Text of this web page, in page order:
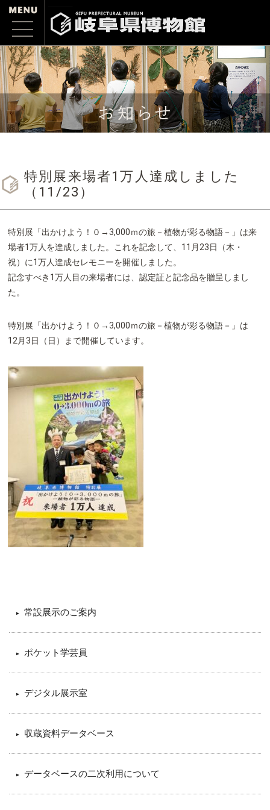
特別展来場者1万人達成しました
（11/23）
特別展「出かけよう！０→3,000ｍの旅－植物が彩る物語－」は来
場者1万人を達成しました。これを記念して、11月23日（木・
祝）に1万人達成セレモニーを開催しました。
記念すべき1万人目の来場者には、認定証と記念品を贈呈しまし
た。
特別展「出かけよう！０→3,000ｍの旅－植物が彩る物語－」は
12月3日（日）まで開催しています。
常設展示のご案内
ポケット学芸員
デジタル展示室
収蔵資料データベース
データベースの二次利用について